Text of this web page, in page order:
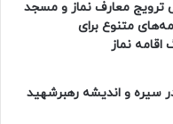
ترویج معارف نماز و مسجد
متنوع برای
اقامه نماز
سیره و اندیشه رهبرشهید